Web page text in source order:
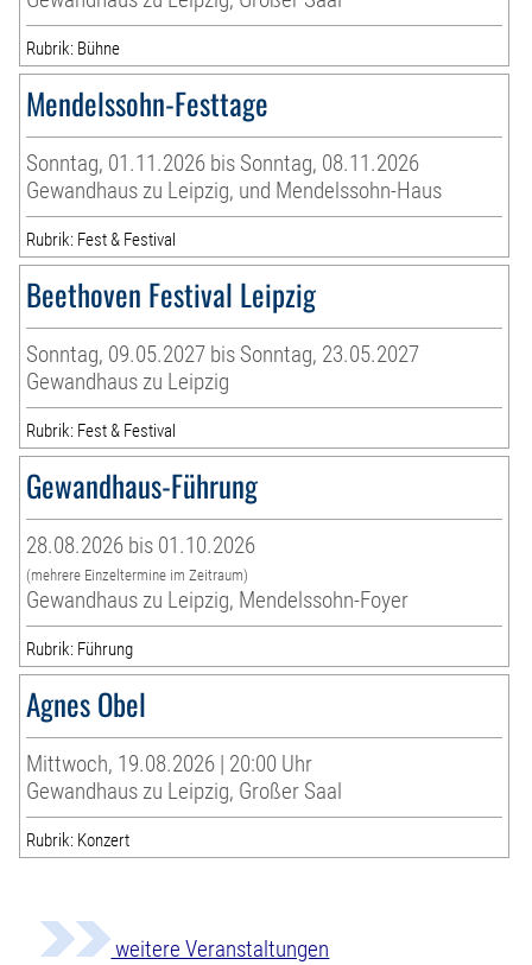
Rubrik: Bühne
Mendelssohn-Festtage
Sonntag, 01.11.2026 bis Sonntag, 08.11.2026
Gewandhaus zu Leipzig, und Mendelssohn-Haus
Rubrik: Fest & Festival
Beethoven Festival Leipzig
Sonntag, 09.05.2027 bis Sonntag, 23.05.2027
Gewandhaus zu Leipzig
Rubrik: Fest & Festival
Gewandhaus-Führung
28.08.2026 bis 01.10.2026
(mehrere Einzeltermine im Zeitraum)
Gewandhaus zu Leipzig, Mendelssohn-Foyer
Rubrik: Führung
Agnes Obel
Mittwoch, 19.08.2026 | 20:00 Uhr
Gewandhaus zu Leipzig, Großer Saal
Rubrik: Konzert
weitere Veranstaltungen